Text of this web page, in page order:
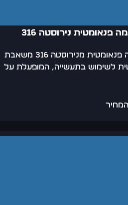
משאבת דיאפרגמה פנאומטית נירוסטה 316
משאבת דיאפרגמה פנאומטית מנירוסטה 316 משאבת
לשימוש בתעשייה, המופעלת על